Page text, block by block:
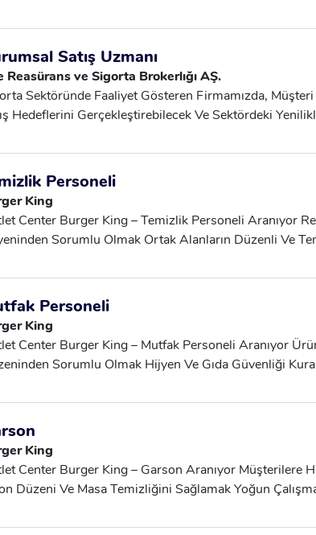
Tamamlamış Disiplinli Ve Iş Güvenliği Kurallarına
Saatleri: 08:00 – 18:00 Çalışma Günleri: Hafta
Güzergahı Çayırova (Yeni Mah., Fatih Cad.) Gebze –
Istasyonlarına Yakın Lokasyonlar) 📌 Uzun
Başvurularını Bekliyoruz.
Satış Uzmanı
Reasürans ve Sigorta Brokerlığı AŞ.
Sektöründe Faaliyet Gösteren Firmamızda,
Hedeflerini Gerçekleştirebilecek Ve Sektördeki
Gerçekleştirmeyi, Müşteri Portföyünü
Tutmayı Hedeflemektedir.
Personeli
King
Center Burger King – Temizlik Personeli Aranıyor
Sorumlu Olmak Ortak Alanların Düzenli Ve
Personeli
King
Center Burger King – Mutfak Personeli Aranıyor
Sorumlu Olmak Hijyen Ve Gıda Güvenliği
King
Center Burger King – Garson Aranıyor Müşterilere
Düzeni Ve Masa Temizliğini Sağlamak Yoğun